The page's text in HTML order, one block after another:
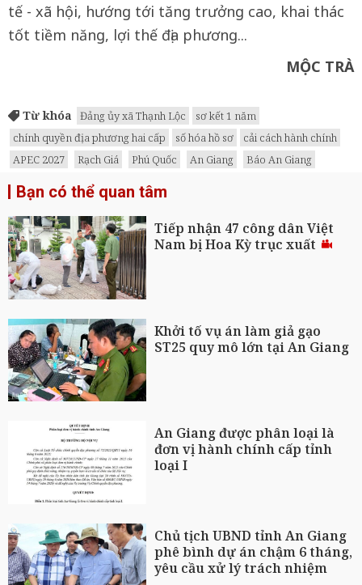
tế - xã hội, hướng tới tăng trưởng cao, khai thác
tốt tiềm năng, lợi thế địa phương...
MỘC TRÀ
Từ khóa Đảng ủy xã Thạnh Lộc
sơ kết 1 năm
chính quyền địa phương hai cấp
số hóa hồ sơ
cải cách hành chính
APEC 2027
Rạch Giá Phú Quốc An Giang Báo An Giang
Bạn có thể quan tâm
Tiếp nhận 47 công dân Việt
Nam bị Hoa Kỳ trục xuất
Khởi tố vụ án làm giả gạo
ST25 quy mô lớn tại An Giang
An Giang được phân loại là
đơn vị hành chính cấp tỉnh
loại I
Chủ tịch UBND tỉnh An Giang
phê bình dự án chậm 6 tháng,
yêu cầu xử lý trách nhiệm